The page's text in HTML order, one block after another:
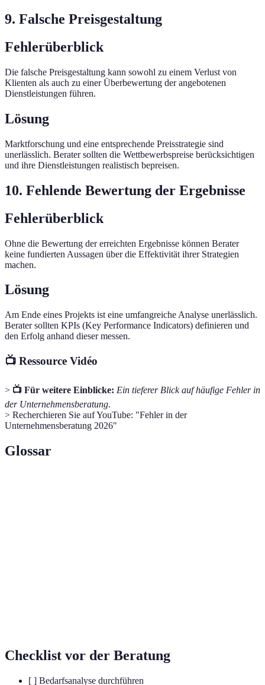
9. Falsche Preisgestaltung
Fehlerüberblick
Die falsche Preisgestaltung kann sowohl zu einem Verlust von
Klienten als auch zu einer Überbewertung der angebotenen
Dienstleistungen führen.
Lösung
Marktforschung und eine entsprechende Preisstrategie sind
unerlässlich. Berater sollten die Wettbewerbspreise berücksichtigen
und ihre Dienstleistungen realistisch bepreisen.
10. Fehlende Bewertung der Ergebnisse
Fehlerüberblick
Ohne die Bewertung der erreichten Ergebnisse können Berater
keine fundierten Aussagen über die Effektivität ihrer Strategien
machen.
Lösung
Am Ende eines Projekts ist eine umfangreiche Analyse unerlässlich.
Berater sollten KPIs (Key Performance Indicators) definieren und
den Erfolg anhand dieser messen.
📺 Ressource Vidéo
> 📺 Für weitere Einblicke: Ein tieferer Blick auf häufige Fehler in
der Unternehmensberatung.
> Recherchieren Sie auf YouTube: "Fehler in der
Unternehmensberatung 2026"
Glossar
Checklist vor der Beratung
[ ] Bedarfsanalyse durchführen